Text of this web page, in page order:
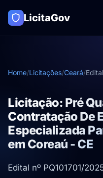
LicitaGov
Home/Licitações/Ceará/Edital
Licitação: Pré
Contratação De
Especializada
em Coreaú - CE
Edital nº PQ101701/